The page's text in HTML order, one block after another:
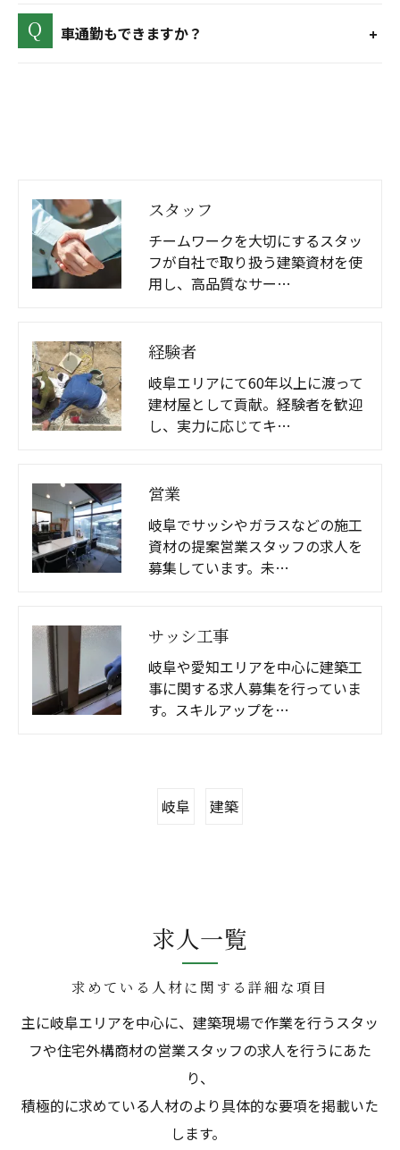
車通勤もできますか？
スタッフ
チームワークを大切にするスタッ
フが自社で取り扱う建築資材を使
用し、高品質なサー…
経験者
岐阜エリアにて60年以上に渡って
建材屋として貢献。経験者を歓迎
し、実力に応じてキ…
営業
岐阜でサッシやガラスなどの施工
資材の提案営業スタッフの求人を
募集しています。未…
サッシ工事
岐阜や愛知エリアを中心に建築工
事に関する求人募集を行っていま
す。スキルアップを…
岐阜 建築
求めている人材に関する詳細な項目
求人一覧
主に岐阜エリアを中心に、建築現場で作業を行うスタッ
フや住宅外構商材の営業スタッフの求人を行うにあた
り、
積極的に求めている人材のより具体的な要項を掲載いた
します。